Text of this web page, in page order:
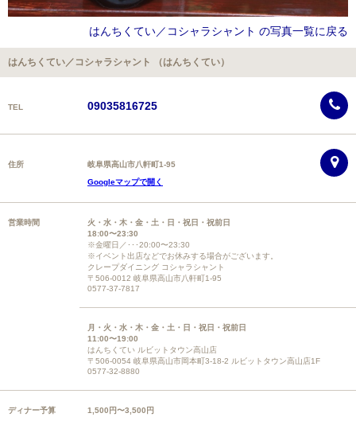
はんちくてい／コシャラシャント の写真一覧に戻る
はんちくてい／コシャラシャント （はんちくてい）
TEL 09035816725
住所
岐阜県高山市八軒町1-95
Googleマップで開く
営業時間
火・水・木・金・土・日・祝日・祝前日
18:00〜23:30
※金曜日／･･･20:00〜23:30
※イベント出店などでお休みする場合がございます。
クレープダイニング コシャラシャント
〒506-0012 岐阜県高山市八軒町1-95
0577-37-7817
月・火・水・木・金・土・日・祝日・祝前日
11:00〜19:00
はんちくてい ルビットタウン高山店
〒506-0054 岐阜県高山市岡本町3-18-2 ルビットタウン高山店1F
0577-32-8880
ディナー予算 1,500円〜3,500円